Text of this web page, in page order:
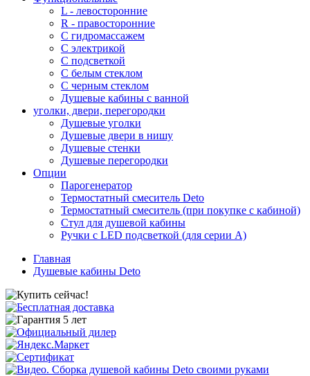
L - левосторонние
R - правосторонние
С гидромассажем
С электрикой
С подсветкой
С белым стеклом
С черным стеклом
Душевые кабины с ванной
уголки, двери, перегородки
Душевые уголки
Душевые двери в нишу
Душевые стенки
Душевые перегородки
Опции
Парогенератор
Термостатный смеситель Deto
Термостатный смеситель (при покупке с кабиной)
Стул для душевой кабины
Ручки с LED подсветкой (для серии A)
Главная
Душевые кабины Deto